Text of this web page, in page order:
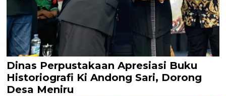
Dinas Perpustakaan Apresiasi Buku
Historiografi Ki Andong Sari, Dorong
Desa Meniru